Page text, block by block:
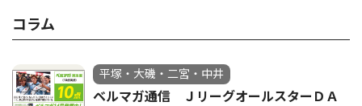
コラム
平塚・大磯・二宮・中井
ベルマガ通信 ＪリーグオールスターＤＡ